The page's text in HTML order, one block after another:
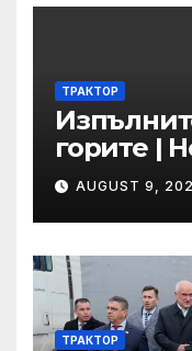
ТРАКТОР
горите |
AUGUST 9,
ТРАКТОР